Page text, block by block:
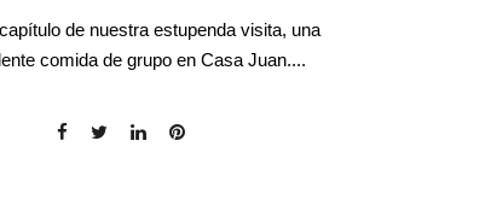
de nuestra estupenda visita, una
comida de grupo en Casa Juan....